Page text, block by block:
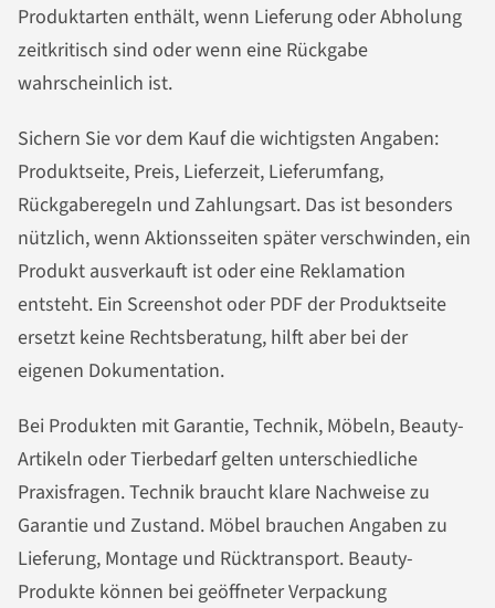
Produktarten enthält, wenn Lieferung oder Abholung
zeitkritisch sind oder wenn eine Rückgabe
wahrscheinlich ist.
Sichern Sie vor dem Kauf die wichtigsten Angaben:
Produktseite, Preis, Lieferzeit, Lieferumfang,
Rückgaberegeln und Zahlungsart. Das ist besonders
nützlich, wenn Aktionsseiten später verschwinden, ein
Produkt ausverkauft ist oder eine Reklamation
entsteht. Ein Screenshot oder PDF der Produktseite
ersetzt keine Rechtsberatung, hilft aber bei der
eigenen Dokumentation.
Bei Produkten mit Garantie, Technik, Möbeln, Beauty-
Artikeln oder Tierbedarf gelten unterschiedliche
Praxisfragen. Technik braucht klare Nachweise zu
Garantie und Zustand. Möbel brauchen Angaben zu
Lieferung, Montage und Rücktransport. Beauty-
Produkte können bei geöffneter Verpackung